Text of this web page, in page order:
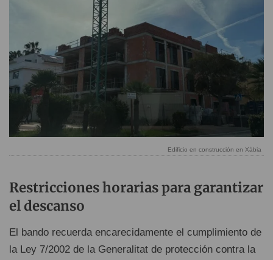
Edificio en construcción en Xàbia
Restricciones horarias para garantizar
el descanso
El bando recuerda encarecidamente el cumplimiento de
la Ley 7/2002 de la Generalitat de protección contra la